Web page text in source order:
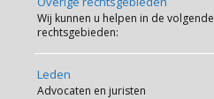
Wij kunnen u helpen in de volgende
rechtsgebieden:
Leden
Advocaten en juristen